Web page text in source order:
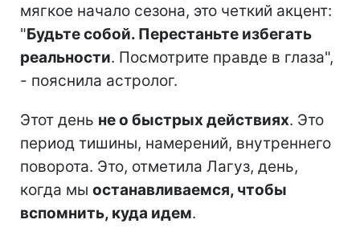
мягкое начало сезона, это четкий акцент:
"Будьте собой. Перестаньте избегать
реальности. Посмотрите правде в глаза",
- пояснила астролог.
Этот день не о быстрых действиях. Это
период тишины, намерений, внутреннего
поворота. Это, отметила Лагуз, день,
когда мы останавливаемся, чтобы
вспомнить, куда идем.